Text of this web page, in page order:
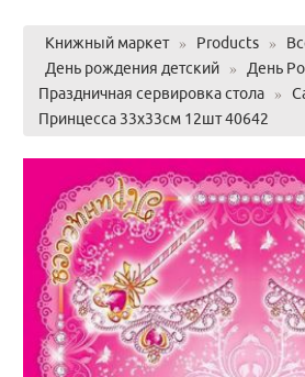
Книжный маркет » Products »
День рождения детский
»
День
Праздничная сервировка стола
»
Принцесса 33х33см 12шт 40642